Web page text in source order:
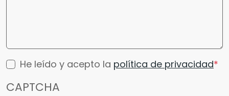
He leído y acepto la política de privacidad
CAPTCHA